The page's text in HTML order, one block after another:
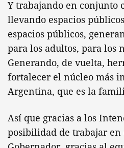
Y trabajando en conjunto
llevando espacios
espacios públicos,
para los adultos, para los
Generando, de vuelta,
fortalecer el núcleo más
Argentina, que es la
Así que gracias a los
posibilidad de trabajar en